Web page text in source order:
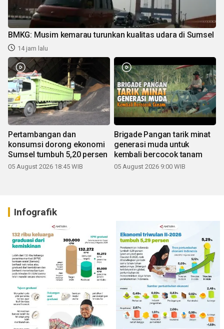
BMKG: Musim kemarau turunkan kualitas udara di Sumsel
14 jam lalu
Pertambangan dan
konsumsi dorong ekonomi
Sumsel tumbuh 5,20 persen
05 August 2026 18:45 WIB
Brigade Pangan tarik minat
generasi muda untuk
kembali bercocok tanam
05 August 2026 9:00 WIB
Infografik